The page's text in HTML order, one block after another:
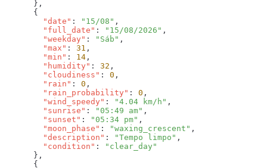
        "date"
: "15/08"
        "full_date"
: "15/08/2026"
        "weekday"
: "Sáb"
        "max"
: 31
        "min"
: 14
        "humidity"
: 32
        "cloudiness"
: 0
        "rain"
: 0
        "rain_probability"
: 0
        "wind_speedy"
: "4.04 km/h"
        "sunrise"
: "05:49 am"
        "sunset"
: "05:34 pm"
        "moon_phase"
: "waxing_crescent"
        "description"
: "Tempo limpo"
        "condition"
: